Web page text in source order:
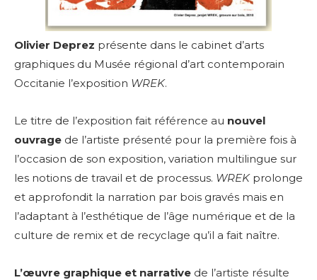
Olivier Deprez présente dans le cabinet d’arts
graphiques du Musée régional d’art contemporain
Occitanie l’exposition WREK.
Le titre de l’exposition fait référence au nouvel
ouvrage de l’artiste présenté pour la première fois à
l’occasion de son exposition, variation multilingue sur
les notions de travail et de processus. WREKprolonge
et approfondit la narration par bois gravés mais en
l’adaptant à l’esthétique de l’âge numérique et de la
culture de remix et de recyclage qu’il a fait naître.
L’œuvre graphique et narrative de l’artiste résulte